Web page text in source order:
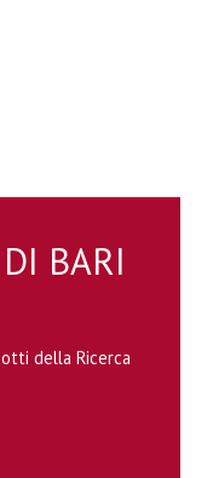
BARI
della Ricerca